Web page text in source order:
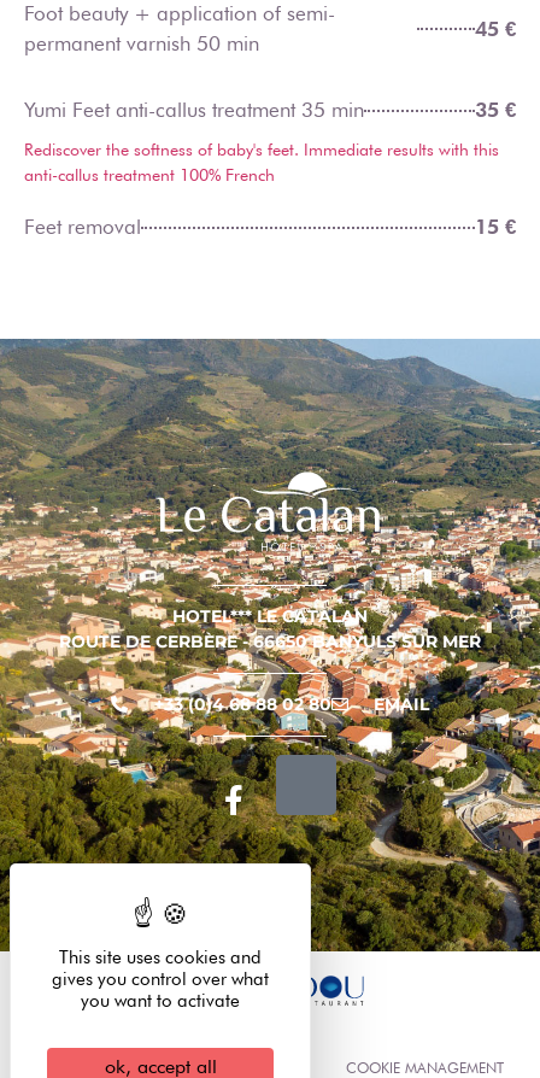
Foot beauty + application of semi-
permanent varnish 50 min
45 €
Yumi Feet anti-callus treatment 35 min 35 €
Rediscover the softness of baby's feet. Immediate results with this
anti-callus treatment 100% French
Feet removal 15 €
HOTEL*** LE CATALAN
ROUTE DE CERBÈRE - 66650 BANYULS SUR MER
+33 (0)4 68 88 02 80 EMAIL
LEGAL INFORMATION COOKIE MANAGEMENT
This site uses cookies and
gives you control over what
you want to activate
ok, accept all